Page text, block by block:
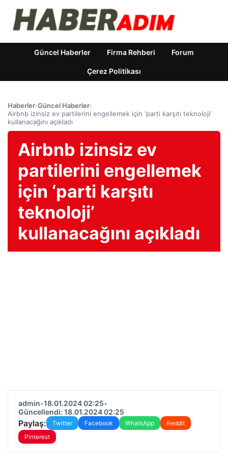
Güncel Haberler Firma Rehberi Forum
Çerez Politikası
Haberler›Güncel Haberler›
Airbnb izinsiz ev partilerini engellemek için ‘parti karşıtı teknoloji’
kullanacağını açıkladı
Airbnb izinsiz ev
partilerini engellemek
için ‘parti karşıtı
teknoloji’
kullanacağını açıkladı
admin•18.01.2024 02:25•
Güncellendi: 18.01.2024 02:25
Paylaş: Twitter Facebook WhatsApp
Reddit
Pinterest